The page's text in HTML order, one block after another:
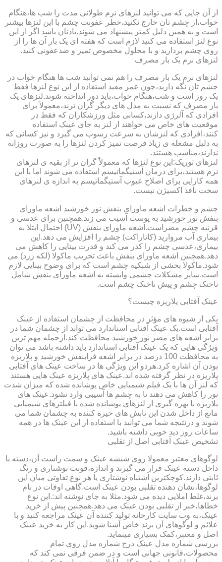
از آن جایی که می توانید لنزهای نرم طولانی مدت را شب ها،هنگام
خواب،از چشم تان خارج نکنید،خطر عفونت چشم با این لنزها بیشتر
است و به همین دلیل کمتر پیشنهاد می شوند.یادتان باشد اگر از این
نوع لنز استفاده می کنید لازم است که هفته ای یک بار آن ها را از
روی چشم بردارید و با محلول مخصوص تمیز و ضدعفونی کنید.
لنزهای نرم یک بار مصرف
لنزهای نرم یک بار مصرف را هم نمی توانید شب ها هنگام خواب در
چشم تان نگه دارید،چون عمر مفید استفاده از این نوع لنزها فقط
یک روز است و شب،هنگام خواب،باید دور انداخته شوند.لنزهای یک
بار مصرف که نسبت به مدل های دیگر گران ترند،معمولاً برای
افرادی که آلرژی دارند،کسانی مثل ورزشکاران که فقط در
موقعیت های خاص می خواهند از لنز به جای عینک استفاده
کنند،افرادی که لنزشان به سرعت رسوب می گیرد و نیز کسانی که
به دلیل مشغله ی زیاد فرصت تمیز کردن لنزها را به صورت روزانه
ندارند،مناسب هستند.
لنزهای توریک:این نوع لنزها که معمولاً گران تر از بقیه ی لنزهای
نرم هستند،برای درمان آستیگماتیسم استفاده می شوند اما با این
همه کارایی برای اصلاح عیوب آستیگماتیسم به اندازه ی لنزهای
سخت نافذ اکسیژن نیست.
چشم و خطرات اشعه ماورای بنفش نور خورشید اشعه ماورای
بنفش نور خورشید به پوست آسیب می زند.همچنین برای عدسی و
قرنیه چشم مضراست.اشعه ماورای بنفش (UV) احتمال ابتلا به
بیماری آب مروارید (کاتاراکت) چشم را افزایش می دهد.این
بیماری،عدسی چشم را کدر می کند و قدرت بینایی را کاهش می
دهد.همچنین اشعه ماورای بنفش باعث تخریب ماکولا (لکه زرد) می
شود.ماکولا بخشی از شبکیه چشم است که برای وضوح بینایی لازم
است.سایر مشکلات چشمی وابسته به اشعه ماورای بنفش شامل
ناخنک چشم و پیش ناخنک چشم است.
عینک آفتابی پلاریزه چیست؟
یکی از شیوه های مؤثر در محافظت از چشمان استفاده از عینک
آفتابی است.یک عینک آفتابی استاندارد می تواند از چشمان شما در
برابر اشعه های مضر نور خورشید محافظت کند.ازجمله مهم ترین
ویژگی هایی که یک عینک آفتابی استاندارد باید داشته باشد می توان
به محافظت 100 درصد در برابر اشعه فرابنفش خورشید و پلاریزه
بودن آن اشاره کرد.هردو این ویژگی ها در ساخت عینک های آفتابی
پلاریزه در نظر گرفته شده اند.عینک های پلاریزه عینک هایی هستند
که لنز آن ها با یک فیلم شیمیایی خاص پوشانده شده که میزان شدت
نور را کاهش می دهند تا به چشم ها آسیبی وارد نشود.عینک های
پلاریزه با بهره گیری از لنزهای پوشانده شده با فیلترهای شیمیایی
مانع از داخل شدن این تابش های خیره کننده به چشمان شما می
شوند و درنتیجه شما می توانید با استفاده از این عینک ها در همه
ساعات روز دید خوبی داشته باشید.
تشخیص عینک آفتابی اصل از تقلبی
لوگوهای معتبر معمولا روی شیشه عینک و سمت راست آن،دسته یا
داخل دسته عینک قرار می گیرند و اندازه،فونت نوشتاری و رنگ
ثابتی دارند.کوچکترین اشتباه نوشتاری یا هر نوع تفاوتی میان این
لوگوها،نشان دهنده تقلبی بودن عینک است.گاهی اوقات در نام
برند،غلط املایی دیده می شود.مثلا به جای نوشته اند:.این نوع
خطاها،خبر از تقلبی بودن عینک می دهد.همچنین پیش از خرید
عینک،به وب سایت کارخانه تولید کننده آن عینک مراجعه کنید و با
علائم و لوگوهای آن برند خاص آشنا شوید.این کار به خرید عینک
اصل و معتبر،کمک بسیاری مینماید.
بررسی شماره مدل عینک درج شماره مدل روی تمام
محصولات،قانونی جهانی است و در ضمن فرقی نمی کند که